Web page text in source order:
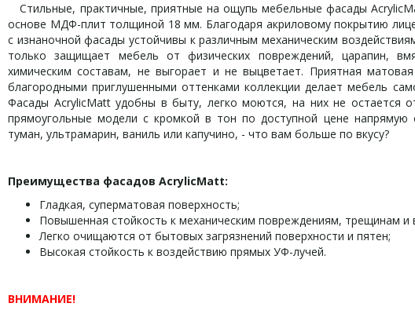
Стильные, практичные, приятные на ощупь мебельные фасады
основе МДФ-плит толщиной 18 мм. Благодаря акриловому покрытию
с изнаночной фасады устойчивы к различным механическим
только защищает мебель от физических повреждений, царапин,
химическим составам, не выгорает и не выцветает. Приятная
благородными приглушенными оттенками коллекции делает мебель
Фасады AcrylicMatt удобны в быту, легко моются, на них не остается
прямоугольные модели с кромкой в тон по доступной цене
туман, ультрамарин, ваниль или капучино, - что вам больше по вкусу?
Преимущества фасадов AcrylicMatt:
Гладкая, суперматовая поверхность;
Повышенная стойкость к механическим повреждениям, трещинам и
Легко очищаются от бытовых загрязнений поверхности и пятен;
Высокая стойкость к воздействию прямых УФ-лучей.
ВНИМАНИЕ!